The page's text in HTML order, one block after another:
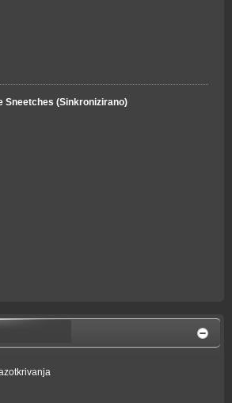
Sneetches (Sinkronizirano)